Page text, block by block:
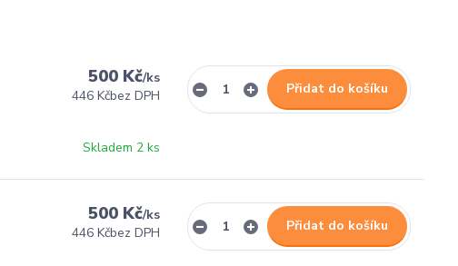
500 Kč/ks
446 Kčbez DPH
Skladem 2 ks
Přidat do košíku
500 Kč/ks
446 Kčbez DPH Přidat do košíku